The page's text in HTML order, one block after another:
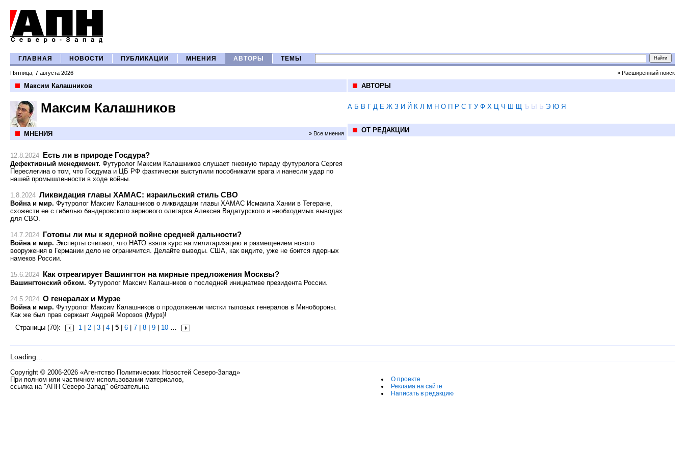
ГЛАВНАЯ НОВОСТИ ПУБЛИКАЦИИ МНЕНИЯ АВТОРЫ ТЕМЫ
Пятница, 7 августа 2026 » Расширенный поиск
Максим Калашников
Максим Калашников
МНЕНИЯ » Все мнения
12.8.2024 Есть ли в природе Госдура?
Дефективный менеджмент. Футуролог Максим Калашников слушает гневную тираду футуролога Сергея
Переслегина о том, что Госдума и ЦБ РФ фактически выступили пособниками врага и нанесли удар по
нашей промышленности в ходе войны.
1.8.2024 Ликвидация главы ХАМАС: израильский стиль СВО
Война и мир. Футуролог Максим Калашников о ликвидации главы ХАМАС Исмаила Хании в Тегеране,
схожести ее с гибелью бандеровского зернового олигарха Алексея Вадатурского и необходимых выводах
для СВО.
14.7.2024 Готовы ли мы к ядерной войне средней дальности?
Война и мир. Эксперты считают, что НАТО взяла курс на милитаризацию и размещением нового
вооружения в Германии дело не ограничится. Делайте выводы. США, как видите, уже не боится ядерных
намеков России.
15.6.2024 Как отреагирует Вашингтон на мирные предложения Москвы?
Вашингтонский обком. Футуролог Максим Калашников о последней инициативе президента России.
24.5.2024 О генералах и Мурзе
Война и мир. Футуролог Максим Калашников о продолжении чистки тыловых генералов в Минобороны.
Как же был прав сержант Андрей Морозов (Мурз)!
Страницы (70):
1 2 3 4 5 6 7 8 9 10 …
АВТОРЫ
А Б В Г Д Е Ж З И Й К Л М Н О П Р С Т У Ф Х Ц Ч Ш Щ Ъ Ы Ь Э Ю Я
ОТ РЕДАКЦИИ
Loading...
Copyright © 2006-2026 «Агентство Политических Новостей Северо-Запад»
При полном или частичном использовании материалов,
ссылка на "АПН Северо-Запад" обязательна
О проекте
Реклама на сайте
Написать в редакцию